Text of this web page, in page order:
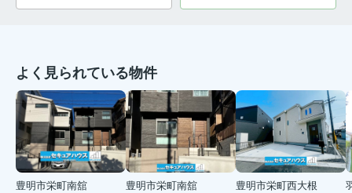
よく見られている物件
豊明市栄町南舘
豊明市栄町南舘
豊明市栄町西大根